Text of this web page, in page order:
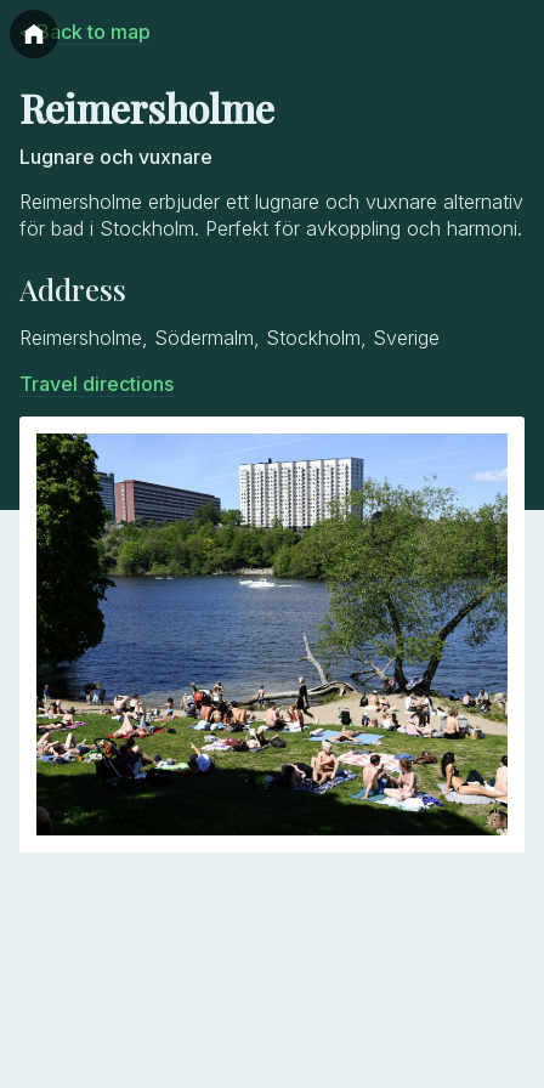
< Back to map
Reimersholme
Lugnare och vuxnare
Reimersholme erbjuder ett lugnare och vuxnare alternativ
för bad i Stockholm. Perfekt för avkoppling och harmoni.
Address
Reimersholme, Södermalm, Stockholm, Sverige
Travel directions